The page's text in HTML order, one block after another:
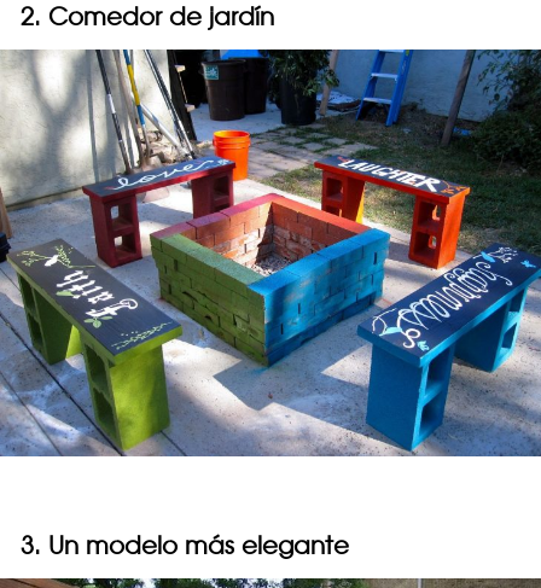
2. Comedor de jardín
3. Un modelo más elegante